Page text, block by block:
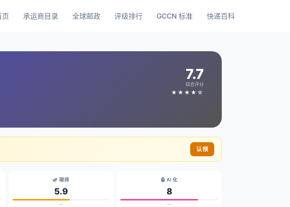
页 承运商目录 全球邮政 评级排行 GCCN 标准 快递百科
7.7
综合评分
★★★★☆
认领
🌿 碳排
5.9
—
🤖 AI 化
8
—